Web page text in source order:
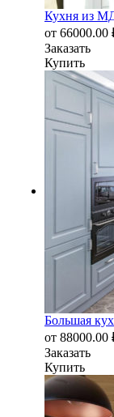
Кухня из
от 66000.00
Заказать
Купить
Большая
от 88000.00
Заказать
Купить